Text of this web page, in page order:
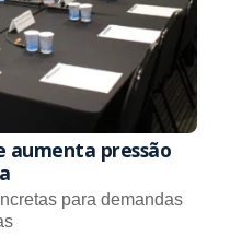
aumenta pressão
para demandas